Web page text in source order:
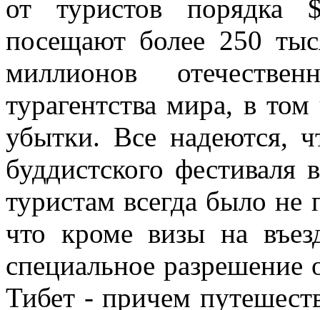
от туристов порядка
посещают более 250
миллионов
турагентства мира, в
убытки. Все надеются,
буддистского
туристам всегда было не
что кроме визы на
специальное разрешение
Тибет - причем